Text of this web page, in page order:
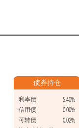
债券持仓
利率债
5.40%
信用债
0.00%
可转债
0.02%